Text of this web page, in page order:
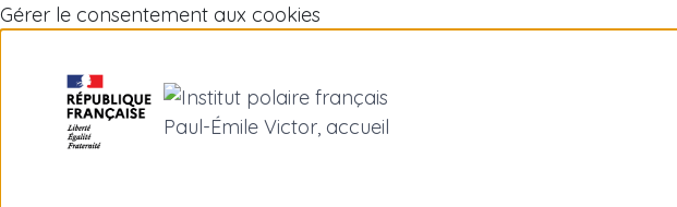
Gérer le consentement aux cookies